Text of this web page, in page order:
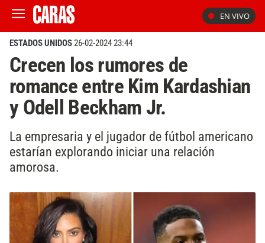
EN VIVO
ESTADOS UNIDOS26-02-2024 23:44
Crecen los rumores de
romance entre Kim Kardashian
y Odell Beckham Jr.
La empresaria y el jugador de fútbol americano
estarían explorando iniciar una relación
amorosa.